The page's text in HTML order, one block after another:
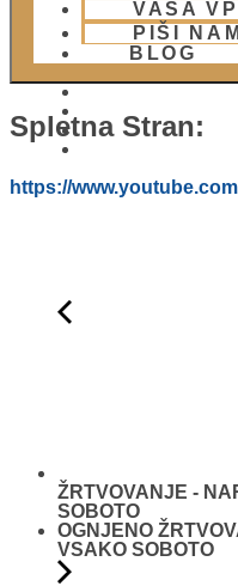
VAŠA
PIŠI NAM
BLOG
Spletna Stran:
https://
ŽRTVOVANJE -
SOBOTO
OGNJENO
VSAKO SOBOTO